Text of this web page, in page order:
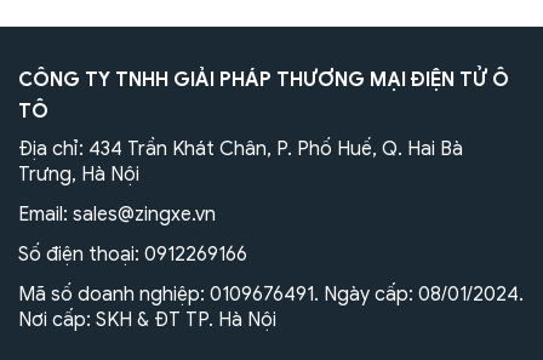
CÔNG TY TNHH GIẢI PHÁP THƯƠNG MẠI ĐIỆN TỬ Ô
TÔ
Địa chỉ: 434 Trần Khát Chân, P. Phố Huế, Q. Hai Bà
Trưng, Hà Nội
Email: sales@zingxe.vn
Số điện thoại: 0912269166
Mã số doanh nghiệp: 0109676491. Ngày cấp: 08/01/2024.
Nơi cấp: SKH & ĐT TP. Hà Nội